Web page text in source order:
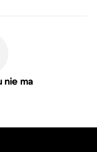
nie ma